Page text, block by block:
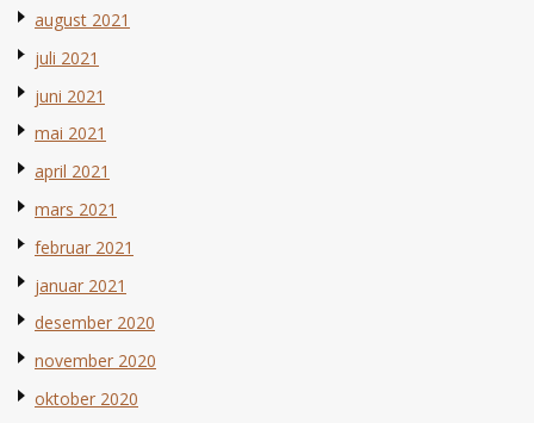
august 2021
juli 2021
juni 2021
mai 2021
april 2021
mars 2021
februar 2021
januar 2021
desember 2020
november 2020
oktober 2020